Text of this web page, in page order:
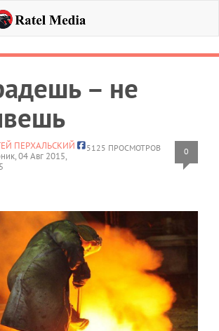
– не
5125 ПРОСМОТРОВ 0
ПЕРХАЛЬСКИЙ
04 Авг 2015,